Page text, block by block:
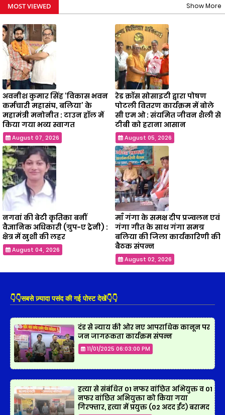
MOST VIEWED Show More
अवनीश कुमार सिंह ‘विकास भवन
कर्मचारी महासंघ, बलिया’ के
महामंत्री मनोनीत : टाउन हॉल में
किया गया भव्य स्वागत
August 07, 2026
रेड क्रॉस सोसाइटी द्वारा पोषण
पोटली वितरण कार्यक्रम में बोले
सी एम ओ : संयमित जीवन शैली से
टीबी को हराना आसान
August 05, 2026
नगवां की बेटी कृतिका बनीं
वैज्ञानिक अधिकारी (ग्रुप-ए ट्रेनी) :
क्षेत्र में खुशी की लहर
August 04, 2026
माँ गंगा के समक्ष दीप प्रज्वलन एवं
गंगा गीत के साथ गंगा समग्र
बलिया की जिला कार्यकारिणी की
बैठक संपन्न
August 02, 2026
👇👇सबसे ज़्यादा पसंद की गई पोस्ट देखें👇👇
दंड से न्याय की ओर नए आपराधिक कानून पर
जन जागरूकता कार्यक्रम संपन्न
11/01/2025 06:03:00 PM
हत्या से संबंधित 01 नफर वांछित अभियुक्त व 01
नफर वांछित अभियुक्ता को किया गया
गिरफ्तार, हत्या में प्रयुक्त (02 अदद ईंट) बरामद